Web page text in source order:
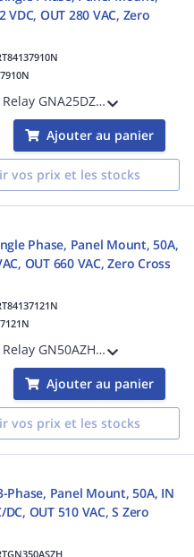
VDC, OUT 280 VAC, Zero
Solid State Relay GNA25DZL, GNA Essential Series, Single Phase, Panel Mount, 25A, Input Voltage 4-32 VDC, Output Voltage 280 VAC, Zero Cross, Input Protection, Resistive Loads, IP20
Ajouter au panier
vos prix et les stocks
Phase, Panel Mount, 50A,
OUT 660 VAC, Zero Cross
Solid State Relay GN50AZH, GN Series, Single Phase, Panel Mount, 50A, Input Voltage 20-265 VAC, Output Voltage 660 VAC, Zero Cross, Output Protection, IP20
Ajouter au panier
vos prix et les stocks
Phase, Panel Mount, 50A, IN
DC, OUT 510 VAC, S Zero